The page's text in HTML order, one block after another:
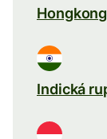
Indická